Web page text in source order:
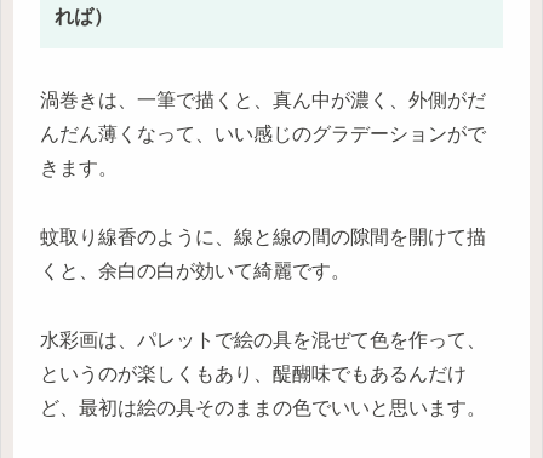
れば）
渦巻きは、一筆で描くと、真ん中が濃く、外側がだ
んだん薄くなって、いい感じのグラデーションがで
きます。
蚊取り線香のように、線と線の間の隙間を開けて描
くと、余白の白が効いて綺麗です。
水彩画は、パレットで絵の具を混ぜて色を作って、
というのが楽しくもあり、醍醐味でもあるんだけ
ど、最初は絵の具そのままの色でいいと思います。